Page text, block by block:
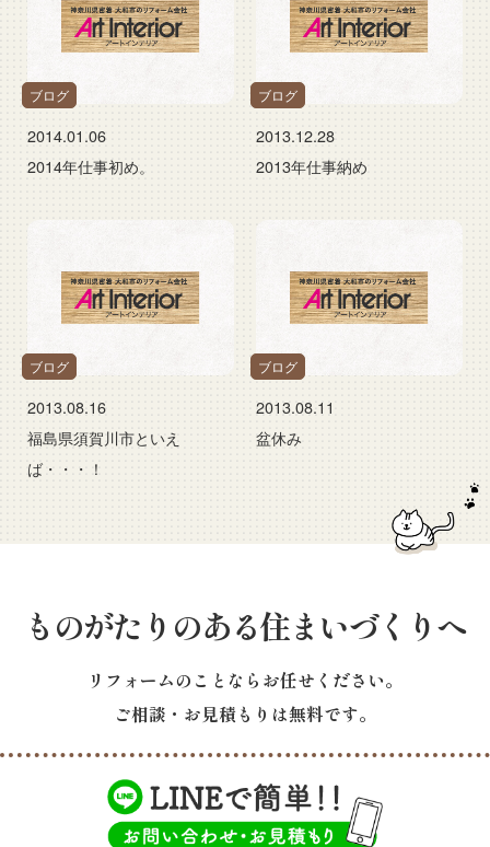
ブログ
2014.01.06
2014年仕事初め。
ブログ
2013.12.28
2013年仕事納め
ブログ
2013.08.16
福島県須賀川市といえ
ば・・・！
ブログ
2013.08.11
盆休み
ものがたりのある住まいづくりへ
リフォームのことならお任せください。
ご相談・お見積もりは無料です。